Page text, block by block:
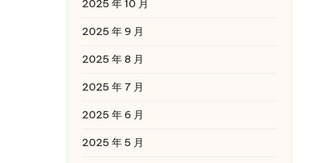
2025 年 10 月
2025 年 9 月
2025 年 8 月
2025 年 7 月
2025 年 6 月
2025 年 5 月